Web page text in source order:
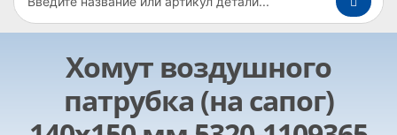
Хомут воздушного
патрубка (на сапог)